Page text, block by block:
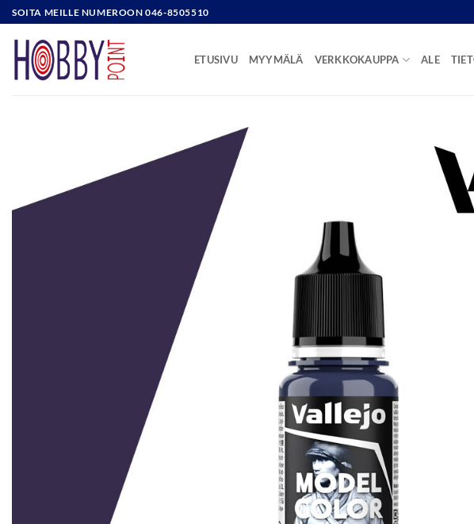
Skip
to
content
SOITA MEILLE NUMEROON 046-8505510
ETUSIVU MYYMÄLÄ VERKKOKAUPPA ALE